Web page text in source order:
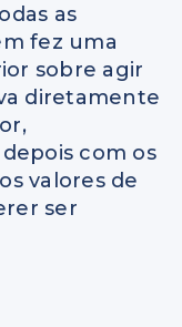
as
fez uma
sobre agir
diretamente
com os
valores de
ser